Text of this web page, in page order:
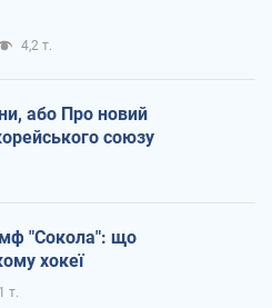
4,2 т.
або Про новий
союзу
"Сокола": що
хокеї
т.